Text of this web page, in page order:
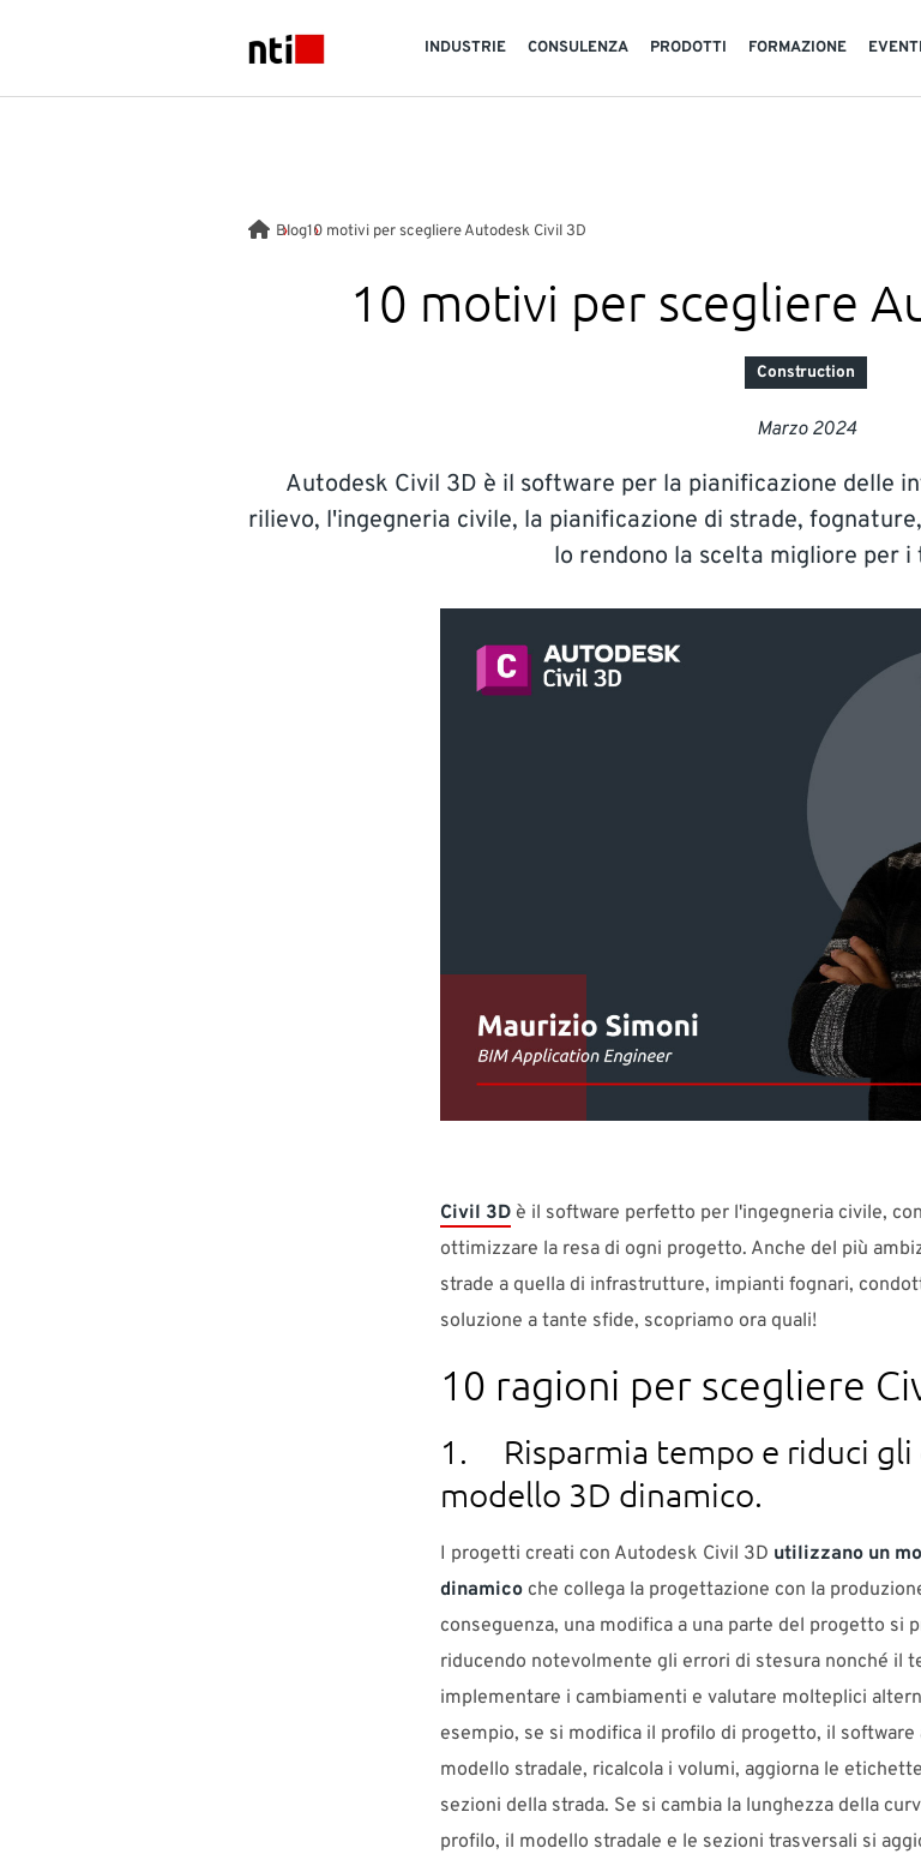
NTI logo
INDUSTRIE CONSULENZA PRODOTTI FORMAZIONE EVENTI
Blog10 motivi per scegliere Autodesk Civil 3D
10 motivi per scegliere
Construction
Marzo 2024
Autodesk Civil 3D è il software per la pianificazione delle
rilievo, l'ingegneria civile, la pianificazione di strade,
lo rendono la scelta migliore per
Civil 3D è il software perfetto per l'ingegneria civile,
ottimizzare la resa di ogni progetto. Anche del più
strade a quella di infrastrutture, impianti fognari,
soluzione a tante sfide, scopriamo ora quali!
10 ragioni per scegliere
1. Risparmia tempo e riduci gli
modello 3D dinamico.
I progetti creati con Autodesk Civil 3D utilizzano un
dinamico che collega la progettazione con la
conseguenza, una modifica a una parte del progetto si
riducendo notevolmente gli errori di stesura nonché il
implementare i cambiamenti e valutare molteplici
esempio, se si modifica il profilo di progetto, il
modello stradale, ricalcola i volumi, aggiorna le
sezioni della strada. Se si cambia la lunghezza della
profilo, il modello stradale e le sezioni trasversali si